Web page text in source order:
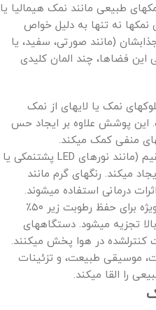
طبیعی مانند نمک هیمالیا یا
نه تنها به دلیل خواص
(مانند صورتی، سفید، یا
فضاها، چند المان کلیدی
نمک یا لایهای از نمک
این پوشش علاوه بر ایجاد حس
منفی کمک میکند.
: نورپردازی ملایم و غیرمستقیم (مانند نورهای LED پشتنمکی یا
میکند. رنگهای گرم مانند
درمانی استفاده میشوند.
: سیستمهای تهویه ویژه برای حفظ رطوبت زیر ۵۰٪
تجزیه میشود. دستگاههای
کنترلشده در هوا پخش میکنند.
موسیقی طبیعت، و تزئینات
را القا میکند.